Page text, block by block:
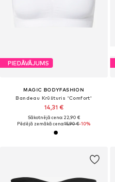
PIEDĀVĀJUMS
MAGIC BODYFASHION
Bandeau Krūšturis 'Comfort'
14,31 €
Sākotnējā cena: 22,90 €
Pēdējā zemākā cena:15,90 €-10%